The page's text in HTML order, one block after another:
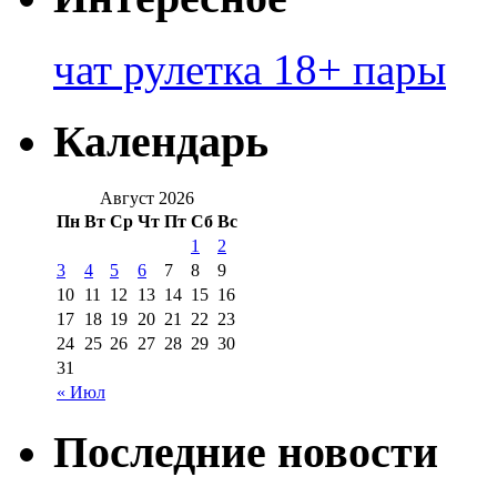
чат рулетка 18+ пары
Календарь
Август 2026
Пн Вт Ср Чт Пт Сб Вс
« Июл
1
2
3
4 5 6 7 8
9
10 11 12 13 14 15 16
17 18 19 20 21 22 23
24 25 26 27 28 29 30
31
Последние новости